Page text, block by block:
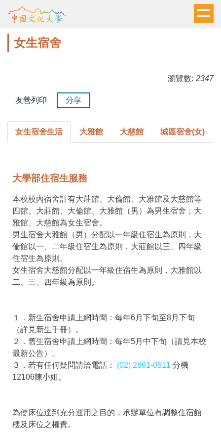
到
女生宿舍
瀏覽數: 2347
友善列印 分享
女生宿舍生活 大雅館 大慈館 城區宿舍(女)
大學部住宿生服務
本校校內宿舍計有大莊館、大倫館、大雅館及大慈館等
四館。大莊館、大倫館、大雅館（男）為男生宿舍；大
雅館、大慈館為女生宿舍。
男生宿舍大雅館（男）分配以一年級住宿生為原則，大
倫館以一、二年級住宿生為原則，大莊館以三、四年級
住宿生為原則。
女生宿舍大慈館分配以一年級住宿生為原則，大雅館以
二、三、四年級為原則。
１．新生宿舍申請上網時間：每年6月下旬至8月下旬
（詳見新生手冊）。
２．舊生宿舍申請上網時間：每年5月中下旬（請見本校
最新公告）。
３．若有任何疑問請洽電話： (02) 2861-0511 分機
12106陳小姐。
為使床位達到充分運用之目的，承辦單位有調整住宿館
樓及床位之權責。